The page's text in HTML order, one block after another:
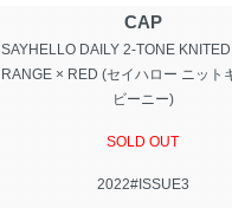
CAP
SAYHELLO DAILY 2-TONE
RANGE × RED (セイハロー ニット
ビーニー)
SOLD OUT
2022#ISSUE3